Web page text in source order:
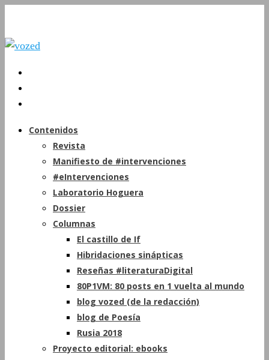
Contenidos
Revista
Manifiesto de #intervenciones
#eIntervenciones
Laboratorio Hoguera
Dossier
Columnas
El castillo de If
Hibridaciones sinápticas
Reseñas #literaturaDigital
80P1VM: 80 posts en 1 vuelta al mundo
blog vozed (de la redacción)
blog de Poesía
Rusia 2018
Proyecto editorial: ebooks